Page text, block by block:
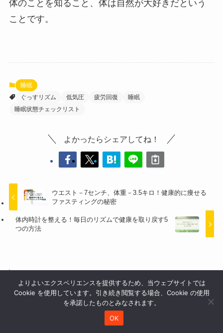
体のことを知ること、体は自然が大好きだという
ことです。
睡眠
ぐっすリズム
低気圧 疲労回復
睡眠
睡眠状態チェックリスト
よかったらシェアしてね！
ウエスト－7センチ、体重－3.5キロ！健康的に痩せる
ファスティングの秘密
体内時計を整える！毎日のリズムで健康を取り戻す5
つの方法
こちらの記事もおすすめ！
よりよいエクスペリエンスを提供するため、当ウェブサイトでは
Cookie を使用しています。引き続き閲覧する場合、Cookie の使用
を承諾したものとみなされます。
OK